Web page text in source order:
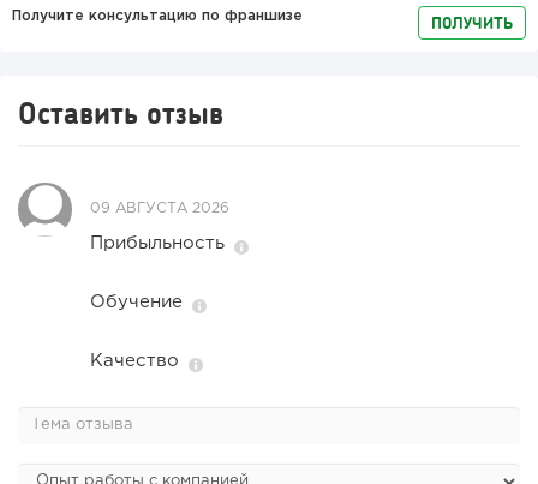
Получите консультацию по франшизе ПОЛУЧИТЬ
Оставить отзыв
09 АВГУСТА 2026
Прибыльность
Обучение
Качество